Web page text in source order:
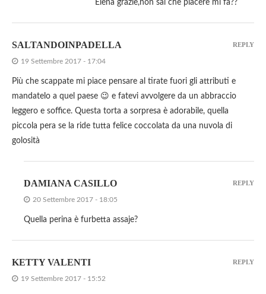
Elena grazie,non sai che piacere mi fa??
SALTANDOINPADELLA
19 Settembre 2017 - 17:04
Più che scappate mi piace pensare al tirate fuori gli attributi e
mandatelo a quel paese 😉 e fatevi avvolgere da un abbraccio
leggero e soffice. Questa torta a sorpresa è adorabile, quella
piccola pera se la ride tutta felice coccolata da una nuvola di
golosità
REPLY
DAMIANA CASILLO
20 Settembre 2017 - 18:05
Quella perina è furbetta assaje?
REPLY
KETTY VALENTI
19 Settembre 2017 - 15:52
REPLY